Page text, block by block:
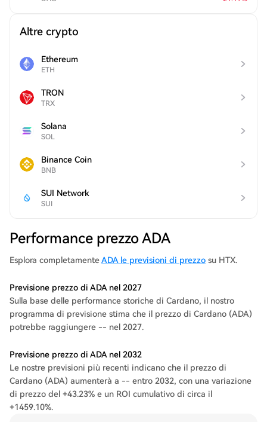
Altre crypto
Ethereum
ETH
TRON
TRX
Solana
SOL
Binance Coin
BNB
SUI Network
SUI
Performance prezzo ADA
Esplora completamenteADA le previsioni di prezzo su HTX.
Previsione prezzo di ADA nel 2027
Sulla base delle performance storiche di Cardano, il nostro
programma di previsione stima che il prezzo di Cardano (ADA)
potrebbe raggiungere -- nel 2027.
Previsione prezzo di ADA nel 2032
Le nostre previsioni più recenti indicano che il prezzo di
Cardano (ADA) aumenterà a -- entro 2032, con una variazione
di prezzo del +43.23% e un ROI cumulativo di circa il
+1459.10%.